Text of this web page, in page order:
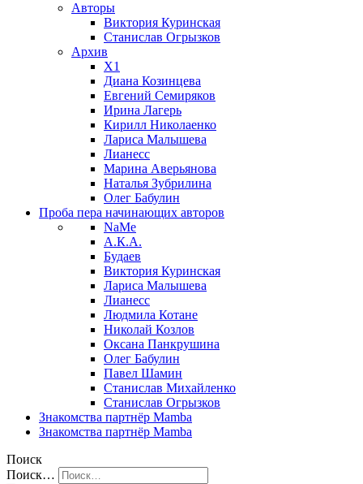
Авторы
Виктория Куринская
Станислав Огрызков
Архив
X1
Диана Козинцева
Евгений Семиряков
Ирина Лагерь
Кирилл Николаенко
Лариса Малышева
Лианесс
Марина Аверьянова
Наталья Зубрилина
Олег Бабулин
Проба пера начинающих авторов
NaMe
А.К.А.
Будаев
Виктория Куринская
Лариса Малышева
Лианесс
Людмила Котане
Николай Козлов
Оксана Панкрушина
Олег Бабулин
Павел Шамин
Станислав Михайленко
Станислав Огрызков
Знакомства партнёр Mamba
Знакомства партнёр Mamba
Поиск
Поиск…